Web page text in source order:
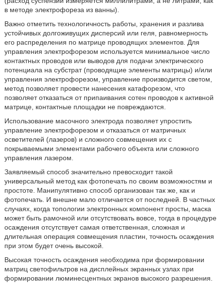
в методе электрофореза из ванны).
Важно отметить технологичность работы, хранения и разлива
устойчивых долгоживущих дисперсий или геля, равномерность
его распределения по матрице проводящих элементов. Для
управления электрофорезом используется минимальное число
контактных проводов или выводов для подачи электрического
потенциала на субстрат (проводящие элементы матрицы) и/или
управления электрофорезом, управление производится светом,
метод позволяет провести нанесения катафорезом, что
позволяет отказаться от припаивания сотен проводов к активной
матрице, контактные площадки не повреждаются.
Использование масочного электрода позволяет упростить
управление электрофорезом и отказаться от матричных
осветителей (лазеров) и сложного совмещения их с
покрываемыми элементами рабочего объекта или сложного
управления лазером.
Заявляемый способ значительно превосходит такой
универсальный метод как фотопечать по своим возможностям и
простоте. Манипулятивно способ организован так же, как и
фотопечать. И внешне мало отличается от последней. В частных
случаях, когда топологии электронных компонент просты, маска
может быть рамочной или отсутствовать вовсе, тогда в процедуре
осаждения отсутствует самая ответственная, сложная и
длительная операция совмещения пластин, точность осаждения
при этом будет очень высокой.
Высокая точность осаждения необходима при формировании
матриц светофильтров на дисплейных экранных узлах при
формировании люминесцентных экранов высокого разрешения.